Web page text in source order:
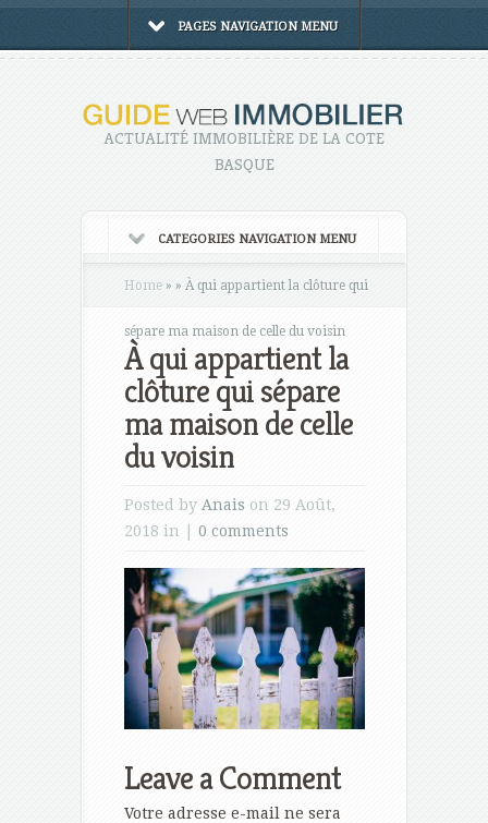
PAGES NAVIGATION MENU
ACTUALITÉ IMMOBILIÈRE DE LA COTE
BASQUE
CATEGORIES NAVIGATION MENU
Home » » À qui appartient la clôture qui
sépare ma maison de celle du voisin
À qui appartient la
clôture qui sépare
ma maison de celle
du voisin
Posted by Anais on 29 Août,
2018 in | 0 comments
Leave a Comment
Votre adresse e-mail ne sera